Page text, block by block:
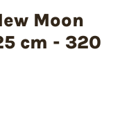
Moon
cm - 320